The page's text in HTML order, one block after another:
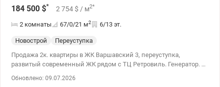
184 500 $* 2 754 $ / м2*
2 комнаты 67/0/21 м2 6/13 эт.
Новострой
Переуступка
Продажа 2к. квартиры в ЖК Варшавский 3, переуступка,
развитый современный ЖК рядом с ТЦ Ретровиль. Генератор. 6
Обновлено: 09.07.2026